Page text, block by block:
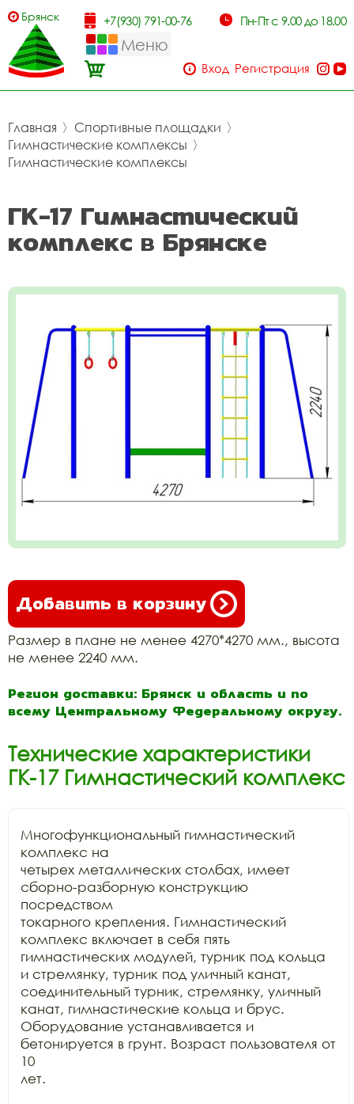
Брянск +7(930) 791-00-76 Пн-Пт с 9.00 до 18.00
Меню
Вход Регистрация
Главная 〉 Спортивные площадки 〉
Гимнастические комплексы 〉
Гимнастические комплексы
ГК-17 Гимнастический
комплекс в Брянске
Добавить в корзину
Размер в плане не менее 4270*4270 мм., высота
не менее 2240 мм.
Регион доставки: Брянск и область и по
всему Центральному Федеральному округу.
Технические характеристики
ГК-17 Гимнастический комплекс
Многофункциональный гимнастический
комплекс на
четырех металлических столбах, имеет
сборно-разборную конструкцию
посредством
токарного крепления. Гимнастический
комплекс включает в себя пять
гимнастических модулей, турник под кольца
и стремянку, турник под уличный канат,
соединительный турник, стремянку, уличный
канат, гимнастические кольца и брус.
Оборудование устанавливается и
бетонируется в грунт. Возраст пользователя от
10
лет.